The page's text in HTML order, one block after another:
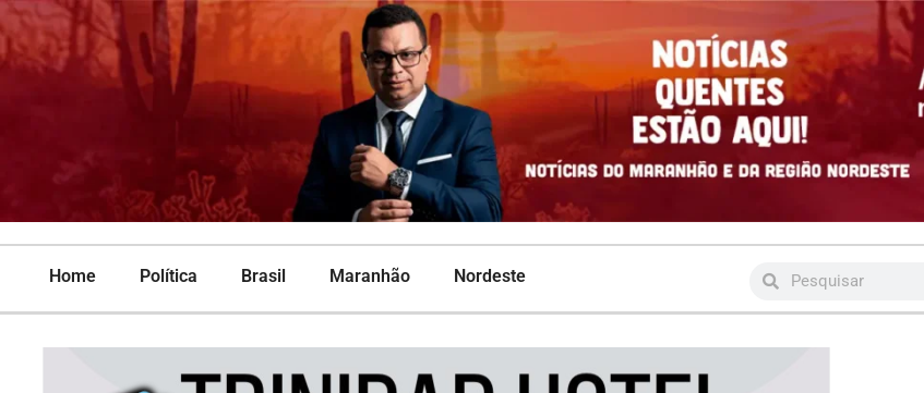
Home Política Brasil Maranhão Nordeste